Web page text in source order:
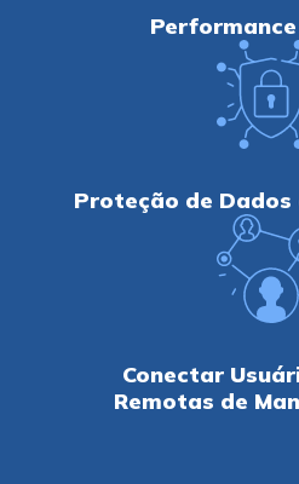
Performance
Proteção de Dados
Conectar
Remotas de